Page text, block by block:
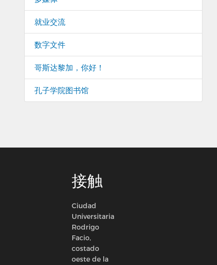
就业交流
数字文件
哥斯达黎加，你好！
孔子学院图书馆
接触
Ciudad
Universitaria
Rodrigo
Facio,
costado
oeste de la